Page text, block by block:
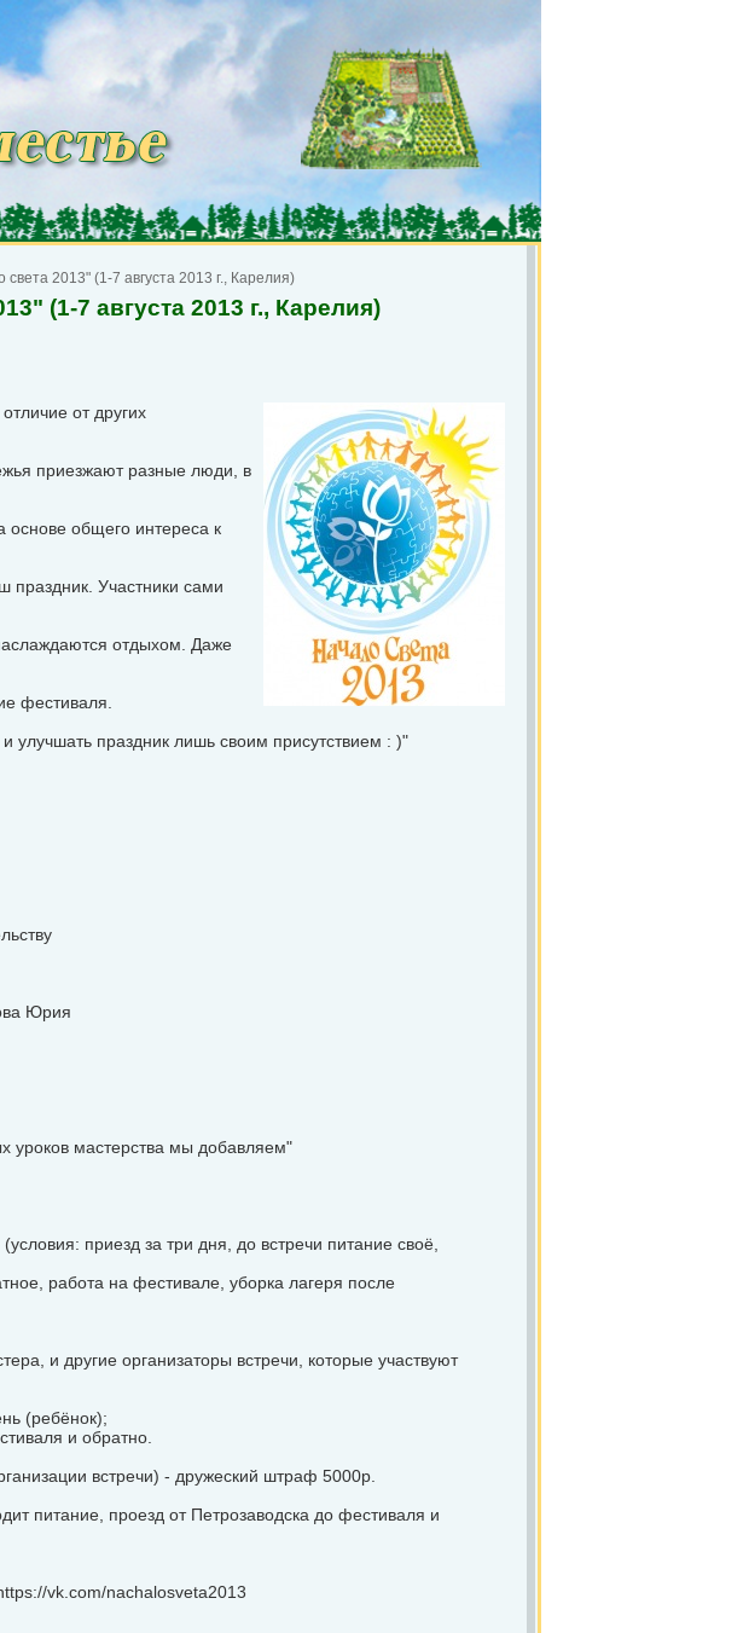
2013" (1-7 августа 2013 г., Карелия)
(1-7 августа 2013 г., Карелия)
от других
приезжают разные люди, в
основе общего интереса к
праздник. Участники сами
отдыхом. Даже
фестиваля.
улучшать праздник лишь своим присутствием : )"
Юрия
уроков мастерства мы добавляем"
приезд за три дня, до встречи питание своё,
работа на фестивале, уборка лагеря после
и другие организаторы встречи, которые участвуют
(ребёнок);
и обратно.
встречи) - дружеский штраф 5000р.
питание, проезд от Петрозаводска до фестиваля и
vk.com/nachalosveta2013